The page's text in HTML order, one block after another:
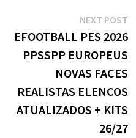
NEXT POST
EFOOTBALL PES 2026
PPSSPP EUROPEUS
NOVAS FACES
REALISTAS ELENCOS
ATUALIZADOS + KITS
26/27